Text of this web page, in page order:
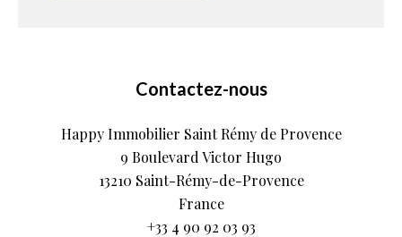
Contactez-nous
Happy Immobilier Saint Rémy de Provence
9 Boulevard Victor Hugo
13210 Saint-Rémy-de-Provence
France
+33 4 90 92 03 93